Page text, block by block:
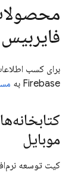
فایربیس
Firebase به
موبایل
کیت توسعه